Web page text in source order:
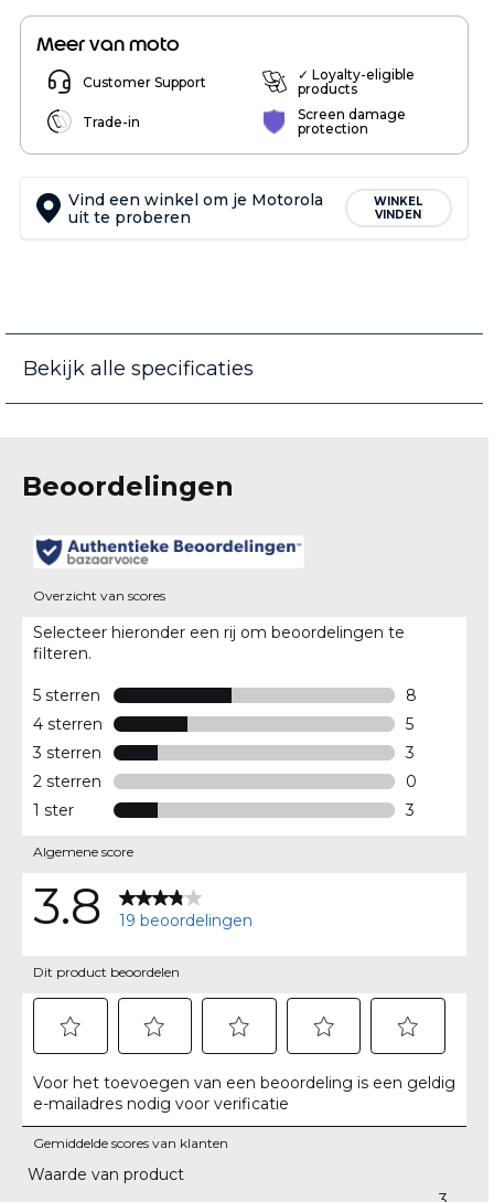
Meer van moto
Customer Support
✓ Loyalty-eligible
products
Trade-in
Screen damage
protection
Vind een winkel om je Motorola
uit te proberen
WINKEL
VINDEN
Bekijk alle specificaties